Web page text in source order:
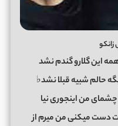
این گلارو گندم نشد
حالم شبیه قبلا نشد♭
من اینجوری نیا
دست میکنی من میرم از